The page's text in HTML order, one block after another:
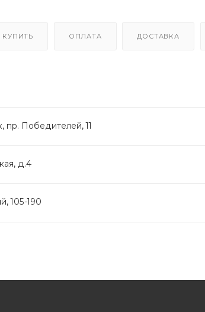
КУПИТЬ ОПЛАТА ДОСТАВКА
пр. Победителей, 11
д.4
105-190